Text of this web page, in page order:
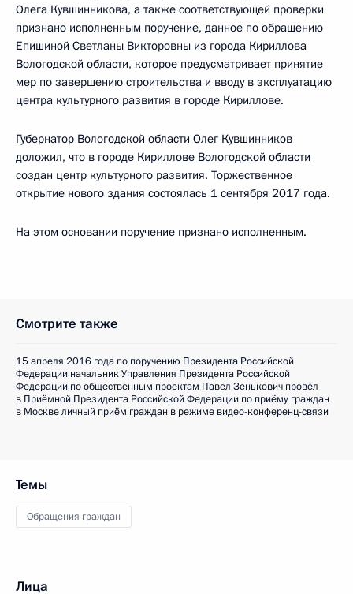
Олега Кувшинникова, а также соответствующей проверки
признано исполненным поручение, данное по обращению
Епишиной Светланы Викторовны из города Кириллова
Вологодской области, которое предусматривает принятие
мер по завершению строительства и вводу в эксплуатацию
центра культурного развития в городе Кириллове.
Губернатор Вологодской области Олег Кувшинников
доложил, что в городе Кириллове Вологодской области
создан центр культурного развития. Торжественное
открытие нового здания состоялась 1 сентября 2017 года.
На этом основании поручение признано исполненным.
Смотрите также
15 апреля 2016 года по поручению Президента Российской
Федерации начальник Управления Президента Российской
Федерации по общественным проектам Павел Зенькович провёл
в Приёмной Президента Российской Федерации по приёму граждан
в Москве личный приём граждан в режиме видео-конференц-связи
Темы
Обращения граждан
Лица